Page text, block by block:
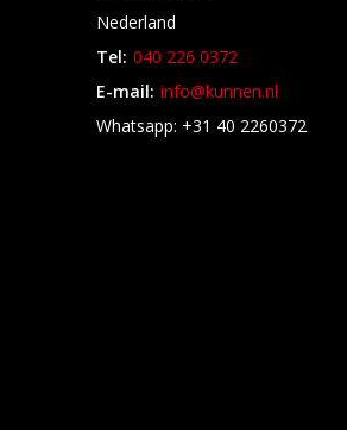
Nederland
Tel: 040 226 0372
E-mail: info@kunnen.nl
Whatsapp: +31 40 2260372